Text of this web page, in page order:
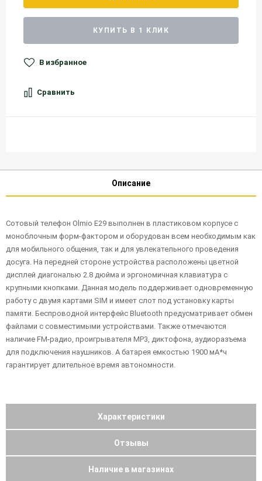
КУПИТЬ В 1 КЛИК
В избранное
Сравнить
Описание
Сотовый телефон Olmio E29 выполнен в пластиковом корпусе с
моноблочным форм-фактором и оборудован всем необходимым как
для мобильного общения, так и для увлекательного проведения
досуга. На передней стороне устройства расположены цветной
дисплей диагональю 2.8 дюйма и эргономичная клавиатура с
крупными кнопками. Данная модель поддерживает одновременную
работу с двумя картами SIM и имеет слот под установку карты
памяти. Беспроводной интерфейс Bluetooth предусматривает обмен
файлами с совместимыми устройствами. Также отмечаются
наличие FM-радио, проигрывателя MP3, диктофона, аудиоразъема
для подключения наушников. А батарея емкостью 1900 мА*ч
гарантирует длительное время автономности.
Характеристики
Отзывы
Наличие в магазинах